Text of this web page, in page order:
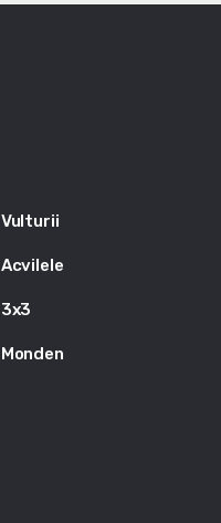
Vulturii
Acvilele
3x3
Monden